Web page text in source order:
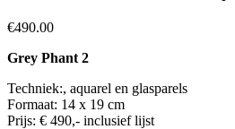
€490.00
Grey Phant 2
Techniek:, aquarel en glasparels
Formaat: 14 x 19 cm
Prijs: € 490,- inclusief lijst